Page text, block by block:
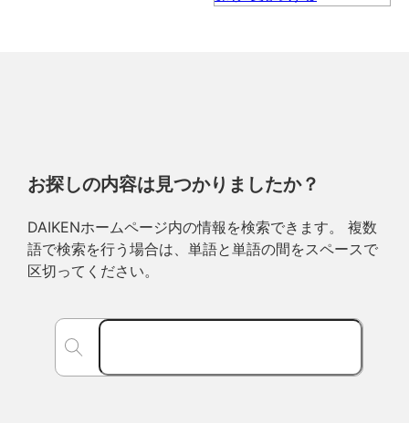
お探しの内容は見つかりましたか？
DAIKENホームページ内の情報を検索できます。 複数
語で検索を行う場合は、単語と単語の間をスペースで
区切ってください。